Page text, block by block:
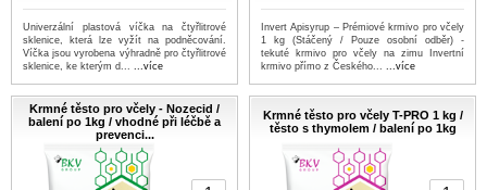
Univerzální plastová víčka na čtyřlitrové
sklenice, která lze vyžít na podněcování.
Víčka jsou vyrobena výhradně pro čtyřlitrové
sklenice, ke kterým d... ...více
Invert Apisyrup – Prémiové krmivo pro včely
1 kg (Stáčený / Pouze osobní odběr) -
tekuté krmivo pro včely na zimu Invertní
krmivo přímo z Českého... ...více
Krmné těsto pro včely - Nozecid /
balení po 1kg / vhodné při léčbě a
prevenci...
Krmné těsto pro včely T-PRO 1 kg /
těsto s thymolem / balení po 1kg